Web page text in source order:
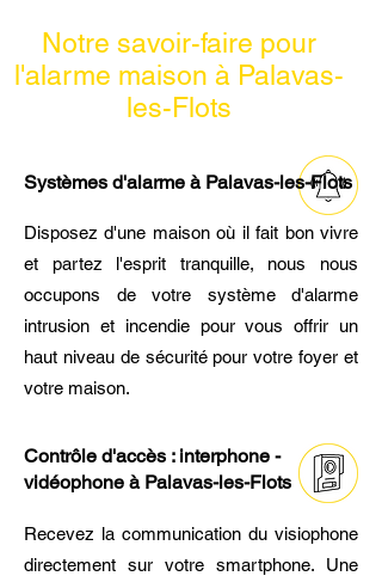
Notre savoir-faire pour
l'alarme maison à Palavas-
les-Flots
Systèmes d'alarme à Palavas-les-Flots
Disposez d'une maison où il fait bon vivre
et partez l'esprit tranquille, nous nous
occupons de votre système d'alarme
intrusion et incendie pour vous offrir un
haut niveau de sécurité pour votre foyer et
votre maison.
Contrôle d'accès : interphone -
vidéophone à Palavas-les-Flots
Recevez la communication du visiophone
directement sur votre smartphone. Une